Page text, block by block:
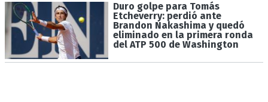
Duro golpe para Tomás
Etcheverry: perdió ante
Brandon Nakashima y quedó
eliminado en la primera ronda
del ATP 500 de Washington